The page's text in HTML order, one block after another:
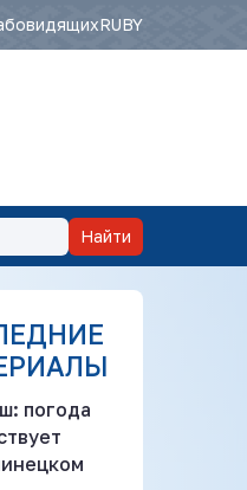
RUBY
Найти
погода